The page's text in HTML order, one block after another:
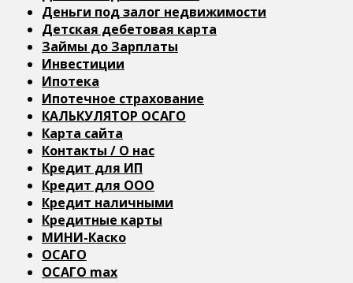
Деньги под залог недвижимости
Детская дебетовая карта
Займы до Зарплаты
Инвестиции
Ипотека
Ипотечное страхование
КАЛЬКУЛЯТОР ОСАГО
Карта сайта
Контакты / О нас
Кредит для ИП
Кредит для ООО
Кредит наличными
Кредитные карты
МИНИ-Каско
ОСАГО
ОСАГО max